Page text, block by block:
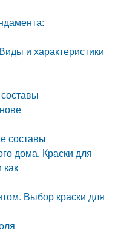
и характеристики
составы
дома. Краски для
как
Выбор краски для